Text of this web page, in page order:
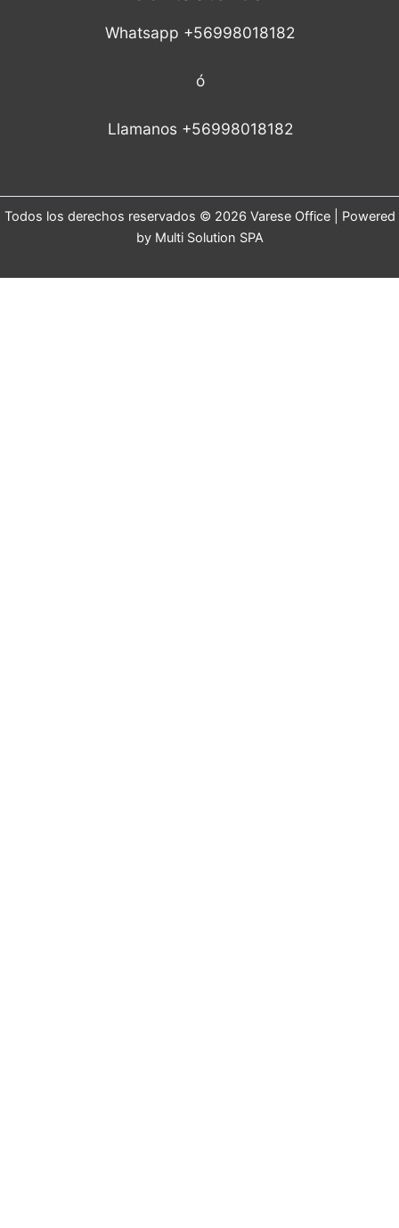
Whatsapp +56998018182
ó
Llamanos +56998018182
Todos los derechos reservados © 2026 Varese Office | Powered
by Multi Solution SPA